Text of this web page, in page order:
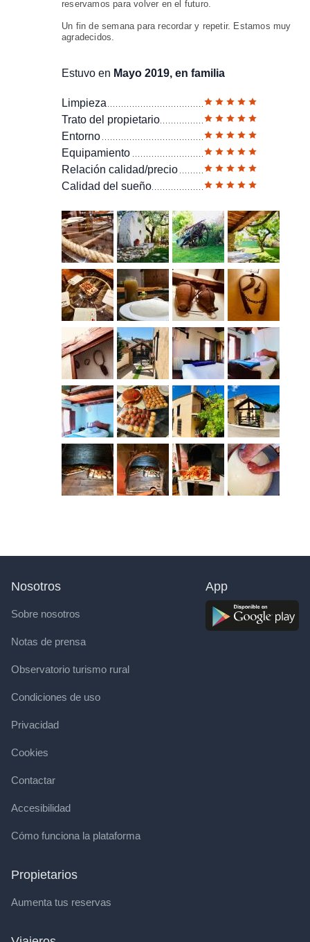
reservamos para volver en el futuro.
Un fin de semana para recordar y repetir. Estamos muy
agradecidos.
Estuvo en Mayo 2019, en familia
Limpieza
Trato del propietario
Entorno
Equipamiento
Relación calidad/precio
Calidad del sueño
Nosotros
Sobre nosotros
Notas de prensa
Observatorio turismo rural
Condiciones de uso
Privacidad
Cookies
Contactar
Accesibilidad
Cómo funciona la plataforma
Propietarios
Aumenta tus reservas
App